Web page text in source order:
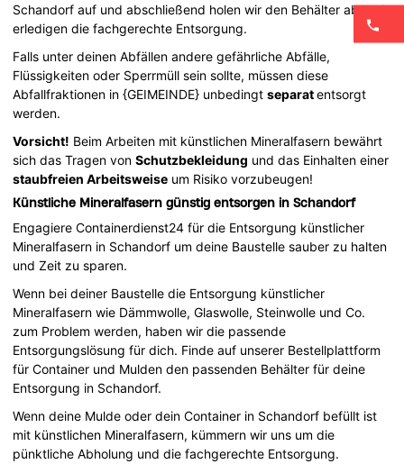
Schandorf auf und abschließend holen wir den Behälter ab und
erledigen die fachgerechte Entsorgung.
Falls unter deinen Abfällen andere gefährliche Abfälle,
Flüssigkeiten oder Sperrmüll sein sollte, müssen diese
Abfallfraktionen in {GEIMEINDE} unbedingtseparatentsorgt
werden.
Vorsicht! Beim Arbeiten mit künstlichen Mineralfasern bewährt
sich das Tragen vonSchutzbekleidung und das Einhalten einer
staubfreien Arbeitsweise um Risiko vorzubeugen!
Künstliche Mineralfasern günstig entsorgen in Schandorf
Engagiere Containerdienst24 für die Entsorgung künstlicher
Mineralfasern in Schandorf um deine Baustelle sauber zu halten
und Zeit zu sparen.
Wenn bei deiner Baustelle die Entsorgung künstlicher
Mineralfasern wie Dämmwolle, Glaswolle, Steinwolle und Co.
zum Problem werden, haben wir die passende
Entsorgungslösung für dich. Finde auf unserer Bestellplattform
für Container und Mulden den passenden Behälter für deine
Entsorgung in Schandorf.
Wenn deine Mulde oder dein Container in Schandorf befüllt ist
mit künstlichen Mineralfasern, kümmern wir uns um die
pünktliche Abholung und die fachgerechte Entsorgung.